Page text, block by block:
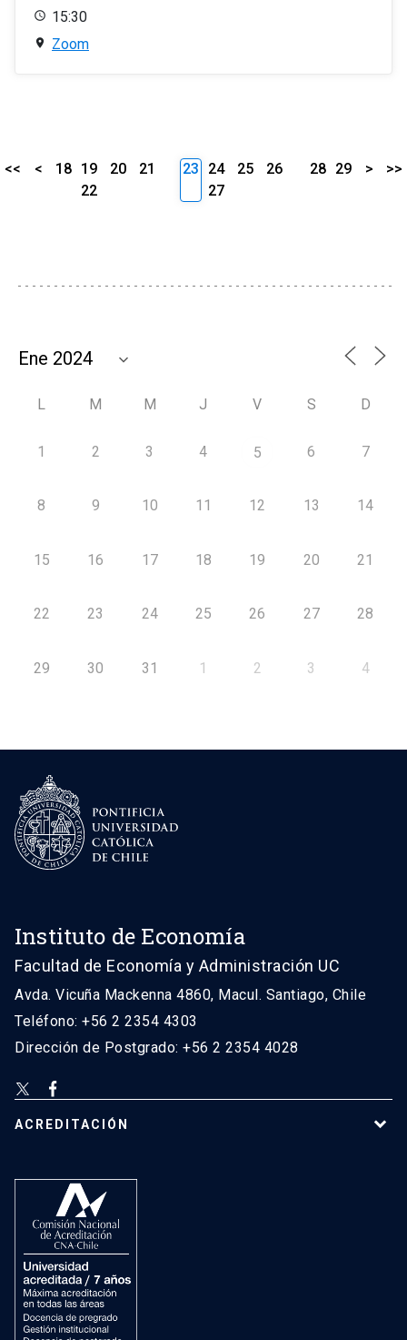
15:30
Zoom
<< < 18 19 20
21
22
23 24 25
26
27
28 29 > >>
L M M J V S D
1 2 3 4 5 6 7
8 9 10 11 12 13 14
15 16 17 18 19 20 21
22 23 24 25 26 27 28
29 30 31 1 2 3 4
Instituto de Economía
Facultad de Economía y Administración UC
Avda. Vicuña Mackenna 4860, Macul. Santiago, Chile
Teléfono: +56 2 2354 4303
Dirección de Postgrado: +56 2 2354 4028
ACREDITACIÓN